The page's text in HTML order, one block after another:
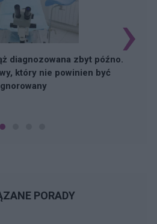
diagnozowana zbyt późno.
który nie powinien być
›
PORADY